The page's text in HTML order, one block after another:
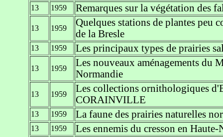
13 1959 Remarques sur la végétation des
13 1959
Quelques stations de plantes peu
de la Bresle
13 1959 Les principaux types de prairies
13 1959
Les nouveaux aménagements du
Normandie
13 1959
Les collections ornithologiques
CORAINVILLE
13 1959 La faune des prairies naturelles
13 1959 Les ennemis du cresson en Haute-